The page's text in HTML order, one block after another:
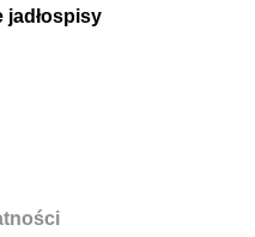
jadłospisy